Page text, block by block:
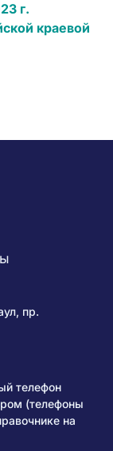
г.
краевой
пр.
телефон
(телефоны
на